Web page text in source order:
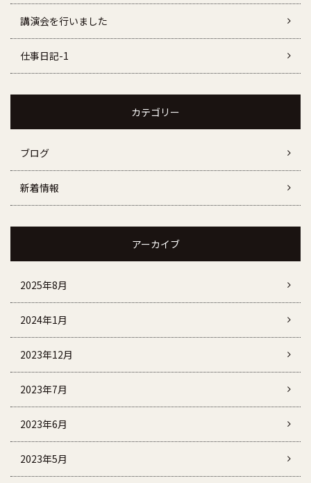
講演会を行いました
仕事日記-1
カテゴリー
ブログ
新着情報
アーカイブ
2025年8月
2024年1月
2023年12月
2023年7月
2023年6月
2023年5月